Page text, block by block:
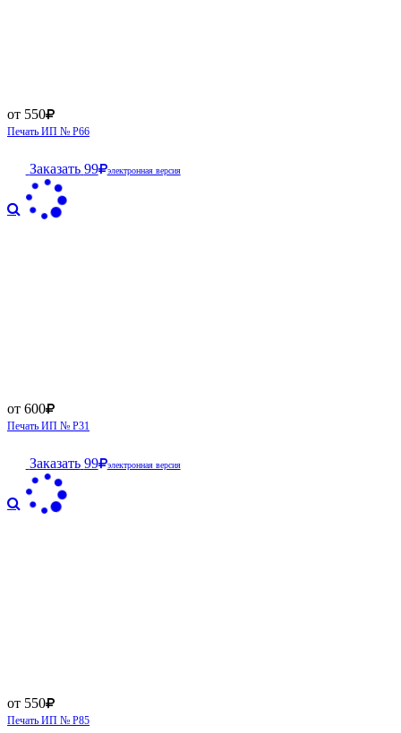
от 550
Печать ИП № Р66
Заказать 99 электронная версия
от 600
Печать ИП № Р31
Заказать 99 электронная версия
от 550
Печать ИП № Р85